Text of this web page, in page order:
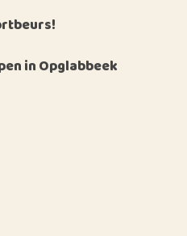
in Opglabbeek